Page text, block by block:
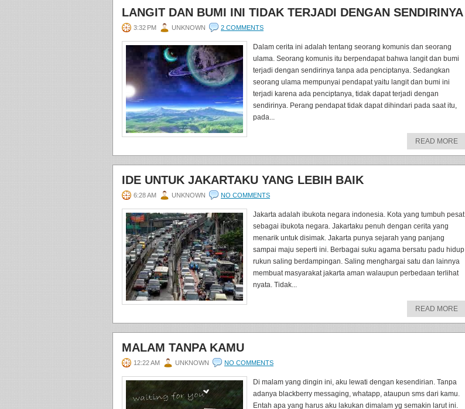
LANGIT DAN BUMI INI TIDAK TERJADI DENGAN SENDIRINYA
3:32 PM UNKNOWN 2 COMMENTS
Dalam cerita ini adalah tentang seorang komunis dan seorang
ulama. Seorang komunis itu berpendapat bahwa langit dan bumi
terjadi dengan sendirinya tanpa ada penciptanya. Sedangkan
seorang ulama mempunyai pendapat yaitu langit dan bumi ini
terjadi karena ada penciptanya, tidak dapat terjadi dengan
sendirinya. Perang pendapat tidak dapat dihindari pada saat itu,
pada...
READ MORE
IDE UNTUK JAKARTAKU YANG LEBIH BAIK
6:28 AM UNKNOWN NO COMMENTS
Jakarta adalah ibukota negara indonesia. Kota yang tumbuh pesat
sebagai ibukota negara. Jakartaku penuh dengan cerita yang
menarik untuk disimak. Jakarta punya sejarah yang panjang
sampai maju seperti ini. Berbagai suku agama bersatu padu hidup
rukun saling berdampingan. Saling menghargai satu dan lainnya
membuat masyarakat jakarta aman walaupun perbedaan terlihat
nyata. Tidak...
READ MORE
MALAM TANPA KAMU
12:22 AM UNKNOWN NO COMMENTS
Di malam yang dingin ini, aku lewati dengan kesendirian. Tanpa
adanya blackberry messaging, whatapp, ataupun sms dari kamu.
Entah apa yang harus aku lakukan dimalam yg semakin larut ini.